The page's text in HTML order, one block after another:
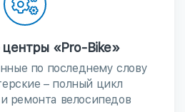
«Pro-Bike»
по последнему слову
– полный цикл
ремонта велосипедов